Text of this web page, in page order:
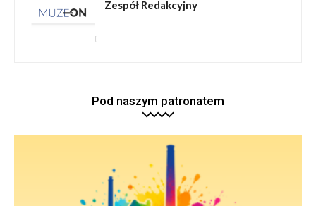
Zespół Redakcyjny
Pod naszym patronatem